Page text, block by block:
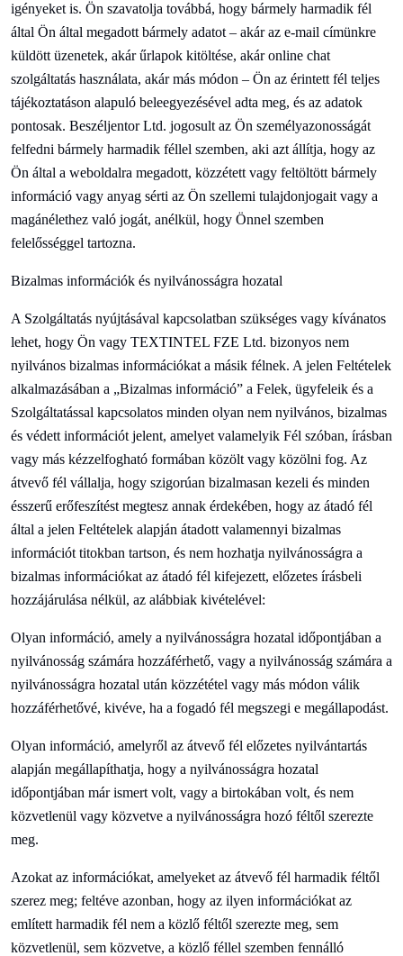
igényeket is. Ön szavatolja továbbá, hogy bármely harmadik fél
által Ön által megadott bármely adatot – akár az e-mail címünkre
küldött üzenetek, akár űrlapok kitöltése, akár online chat
szolgáltatás használata, akár más módon – Ön az érintett fél teljes
tájékoztatáson alapuló beleegyezésével adta meg, és az adatok
pontosak. Beszéljentor Ltd. jogosult az Ön személyazonosságát
felfedni bármely harmadik féllel szemben, aki azt állítja, hogy az
Ön által a weboldalra megadott, közzétett vagy feltöltött bármely
információ vagy anyag sérti az Ön szellemi tulajdonjogait vagy a
magánélethez való jogát, anélkül, hogy Önnel szemben
felelősséggel tartozna.
Bizalmas információk és nyilvánosságra hozatal
A Szolgáltatás nyújtásával kapcsolatban szükséges vagy kívánatos
lehet, hogy Ön vagy TEXTINTEL FZE Ltd. bizonyos nem
nyilvános bizalmas információkat a másik félnek. A jelen Feltételek
alkalmazásában a „Bizalmas információ” a Felek, ügyfeleik és a
Szolgáltatással kapcsolatos minden olyan nem nyilvános, bizalmas
és védett információt jelent, amelyet valamelyik Fél szóban, írásban
vagy más kézzelfogható formában közölt vagy közölni fog. Az
átvevő fél vállalja, hogy szigorúan bizalmasan kezeli és minden
ésszerű erőfeszítést megtesz annak érdekében, hogy az átadó fél
által a jelen Feltételek alapján átadott valamennyi bizalmas
információt titokban tartson, és nem hozhatja nyilvánosságra a
bizalmas információkat az átadó fél kifejezett, előzetes írásbeli
hozzájárulása nélkül, az alábbiak kivételével:
Olyan információ, amely a nyilvánosságra hozatal időpontjában a
nyilvánosság számára hozzáférhető, vagy a nyilvánosság számára a
nyilvánosságra hozatal után közzététel vagy más módon válik
hozzáférhetővé, kivéve, ha a fogadó fél megszegi e megállapodást.
Olyan információ, amelyről az átvevő fél előzetes nyilvántartás
alapján megállapíthatja, hogy a nyilvánosságra hozatal
időpontjában már ismert volt, vagy a birtokában volt, és nem
közvetlenül vagy közvetve a nyilvánosságra hozó féltől szerezte
meg.
Azokat az információkat, amelyeket az átvevő fél harmadik féltől
szerez meg; feltéve azonban, hogy az ilyen információkat az
említett harmadik fél nem a közlő féltől szerezte meg, sem
közvetlenül, sem közvetve, a közlő féllel szemben fennálló